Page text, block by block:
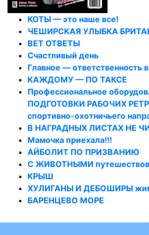
КОТЫ — это наше все!
ЧЕШИРСКАЯ УЛЫБКА
ВЕТ ОТВЕТЫ
Счастливый день
Главное — ответственность
КАЖДОМУ — ПО ТАКСЕ
Профессиональное
ПОДГОТОВКИ РАБОЧИХ
спортивно-охотничьего
В НАГРАДНЫХ ЛИСТАХ НЕ
Мамочка приехала!!!
АЙБОЛИТ ПО ПРИЗВАНИЮ
С ЖИВОТНЫМИ
КРЫШ
ХУЛИГАНЫ И ДЕБОШИРЫ
БАРЕНЦЕВО МОРЕ